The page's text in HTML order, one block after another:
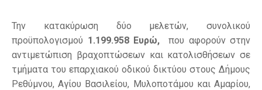
Την κατακύρωση δύο μελετών, συνολικού
προϋπολογισμού 1.199.958 Ευρώ, που αφορούν στην
αντιμετώπιση βραχοπτώσεων και κατολισθήσεων σε
τμήματα του επαρχιακού οδικού δικτύου στους Δήμους
Ρεθύμνου, Αγίου Βασιλείου, Μυλοποτάμου και Αμαρίου,